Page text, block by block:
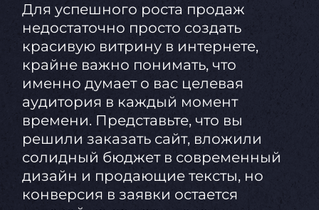
Для успешного роста продаж
недостаточно просто создать
красивую витрину в интернете,
крайне важно понимать, что
именно думает о вас целевая
аудитория в каждый момент
времени. Представьте, что вы
решили заказать сайт, вложили
солидный бюджет в современный
дизайн и продающие тексты, но
конверсия в заявки остается